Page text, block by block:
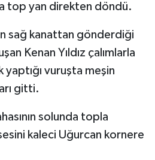
top yan direkten döndü.
sağ kanattan gönderdiği
Kenan Yıldız çalımlarla
yaptığı vuruşta meşin
gitti.
solunda topla
kaleci Uğurcan kornere